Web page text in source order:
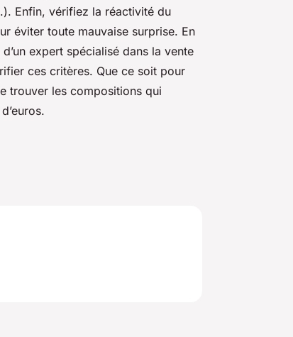
Enfin, vérifiez la réactivité du
éviter toute mauvaise surprise. En
expert spécialisé dans la vente
ces critères. Que ce soit pour
trouver les compositions qui